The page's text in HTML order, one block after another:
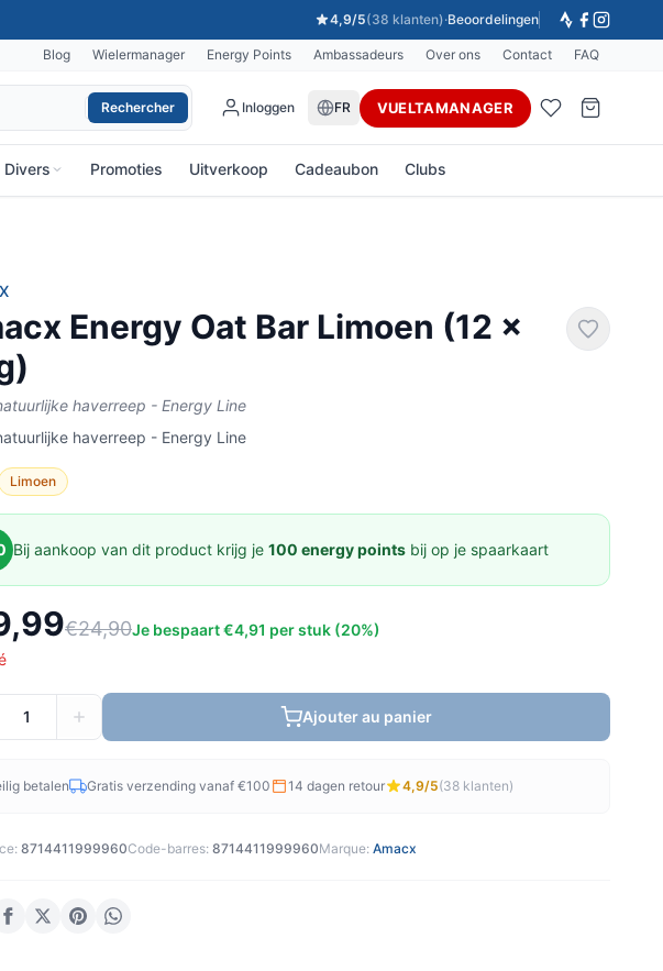
4,9/5(38 klanten)·Beoordelingen
Blog Wielermanager Energy Points Ambassadeurs Over ons Contact FAQ
⌘KRechercher Inloggen FR VUELTAMANAGER
Divers Promoties Uitverkoop Cadeaubon Clubs
Energy Oat Bar Limoen (12 x
haverreep - Energy Line
haverreep - Energy Line
Limoen
Bij aankoop van dit product krijg je 100 energy points bij op je spaarkaart
€24,90Je bespaart €4,91 per stuk (20%)
Ajouter au panier
betalen Gratis verzending vanaf €100 14 dagen retour 4,9/5(38 klanten)
8714411999960Code-barres: 8714411999960Marque: Amacx